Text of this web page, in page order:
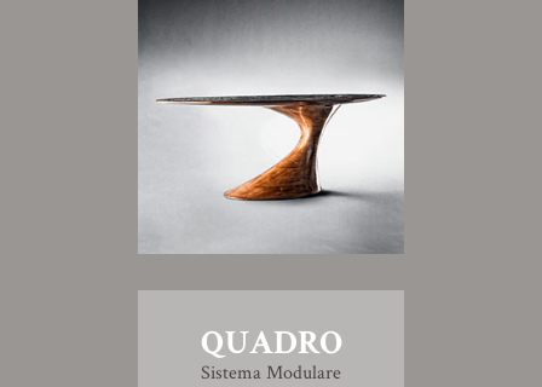
QUADRO
Sistema Modulare